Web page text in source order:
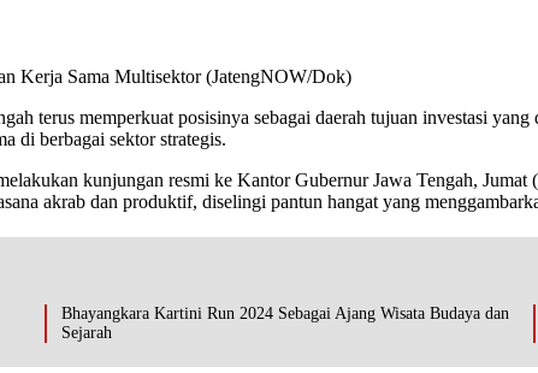
Kerja Sama Multisektor (JatengNOW/Dok)
terus memperkuat posisinya sebagai daerah tujuan investasi
di berbagai sektor strategis.
kunjungan resmi ke Kantor Gubernur Jawa Tengah,
akrab dan produktif, diselingi pantun hangat yang
Bhayangkara Kartini Run 2024 Sebagai Ajang Wisata Budaya dan
Sejarah